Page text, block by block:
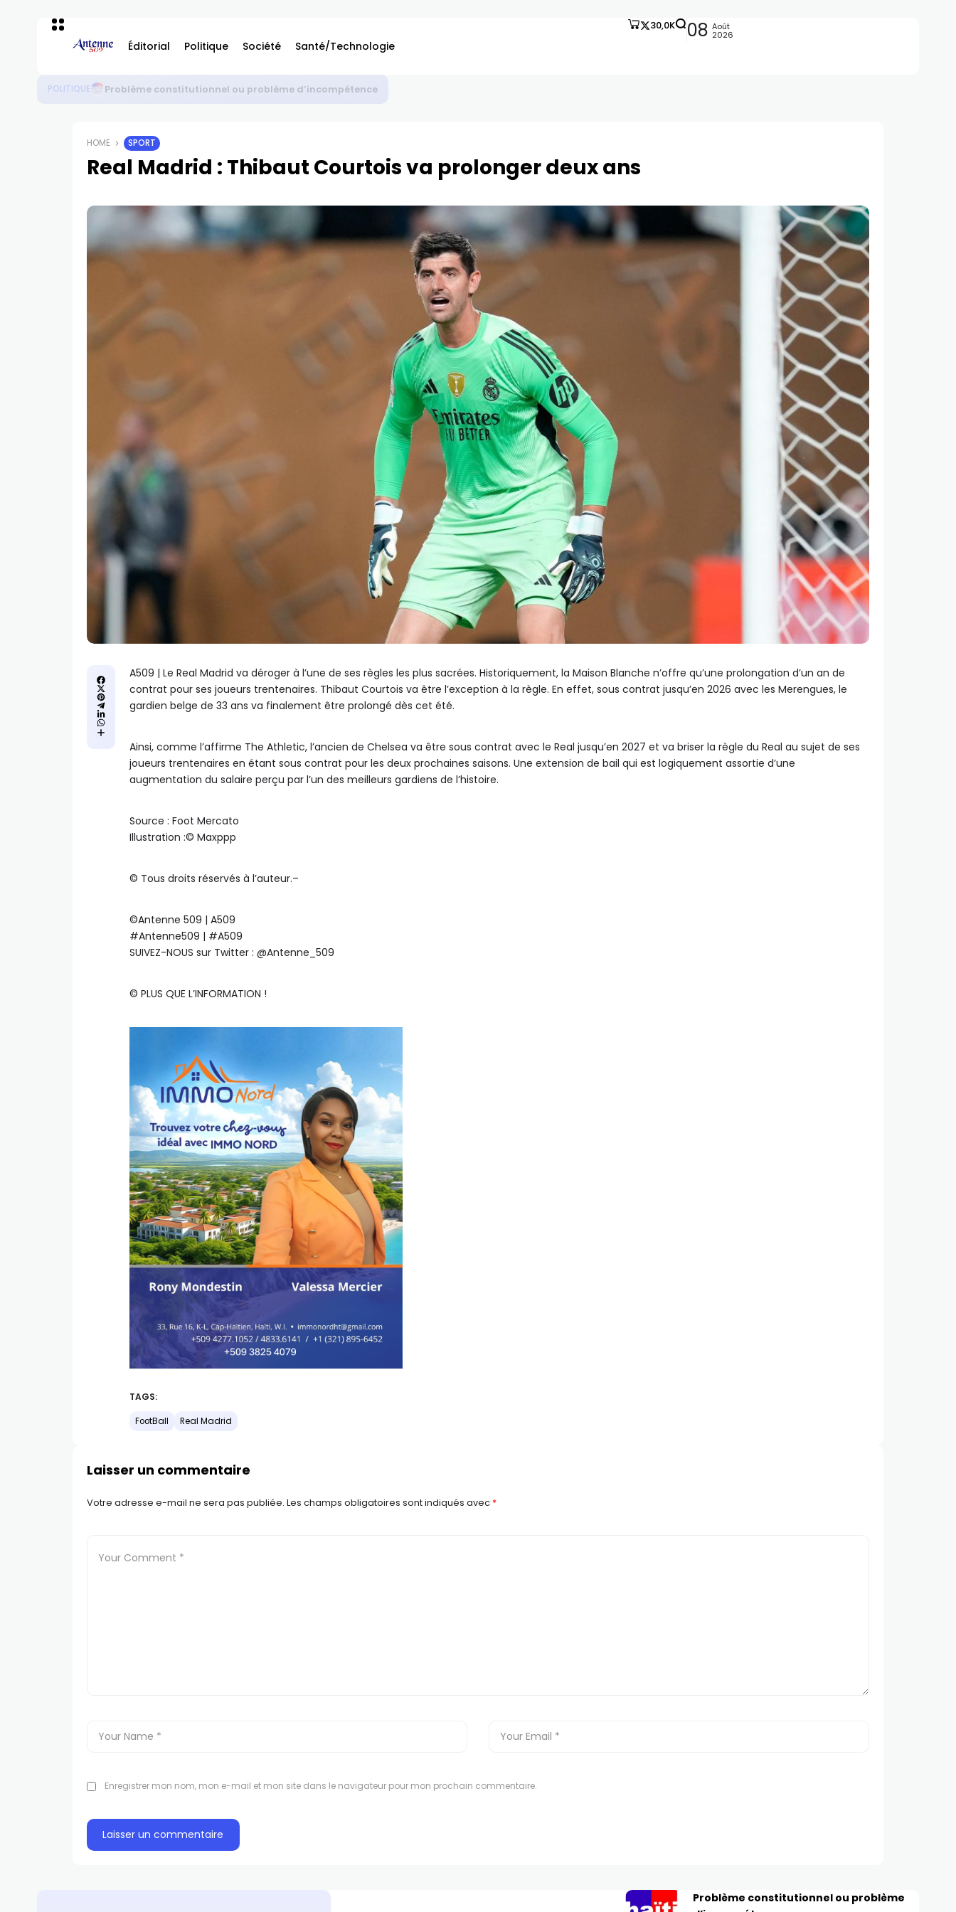
Éditorial Politique Société Santé/Technologie
30,0K 08 Août
2026
POLITIQUE Haïti : vérité des faits, non manipulation
HOME SPORT
Real Madrid : Thibaut Courtois va prolonger deux ans
A509 | Le Real Madrid va déroger à l’une de ses règles les plus sacrées. Historiquement, la Maison Blanche n’offre qu’une prolongation d’un an de
contrat pour ses joueurs trentenaires. Thibaut Courtois va être l’exception à la règle. En effet, sous contrat jusqu’en 2026 avec les Merengues, le
gardien belge de 33 ans va finalement être prolongé dès cet été.
Ainsi, comme l’affirme The Athletic, l’ancien de Chelsea va être sous contrat avec le Real jusqu’en 2027 et va briser la règle du Real au sujet de ses
joueurs trentenaires en étant sous contrat pour les deux prochaines saisons. Une extension de bail qui est logiquement assortie d’une
augmentation du salaire perçu par l’un des meilleurs gardiens de l’histoire.
Source : Foot Mercato
Illustration :©️ Maxppp
©️ Tous droits réservés à l’auteur.–
©️Antenne 509 | A509
#Antenne509 | #A509
SUIVEZ-NOUS sur Twitter : @Antenne_509
©️ PLUS QUE L’INFORMATION !
TAGS:
FootBall Real Madrid
Laisser un commentaire
Votre adresse e-mail ne sera pas publiée. Les champs obligatoires sont indiqués avec *
Enregistrer mon nom, mon e-mail et mon site dans le navigateur pour mon prochain commentaire.
Problème constitutionnel ou problème